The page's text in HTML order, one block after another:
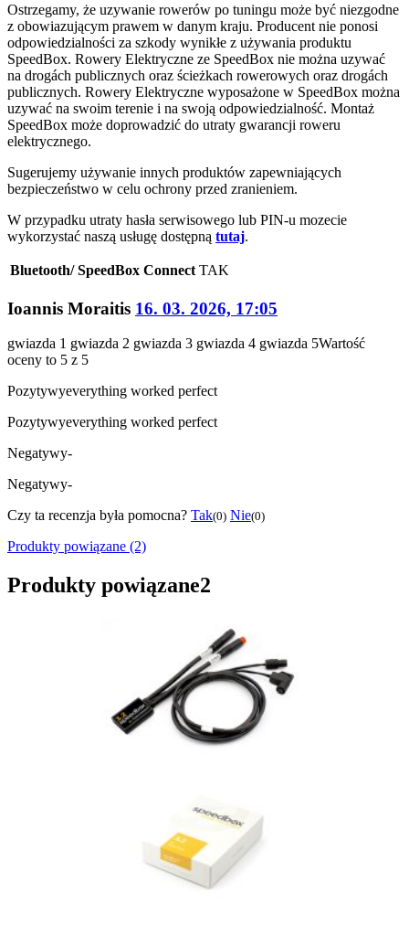
Ostrzegamy, że uzywanie rowerów po tuningu może być niezgodne
z obowiazującym prawem w danym kraju. Producent nie ponosi
odpowiedzialności za szkody wynikłe z używania produktu
SpeedBox. Rowery Elektryczne ze SpeedBox nie można uzywać
na drogách publicznych oraz ścieżkach rowerowych oraz drogách
publicznych. Rowery Elektryczne wyposażone w SpeedBox można
uzywać na swoim terenie i na swoją odpowiedzialność. Montaż
SpeedBox może doprowadzić do utraty gwarancji roweru
elektrycznego.
Sugerujemy używanie innych produktów zapewniających
bezpieczeństwo w celu ochrony przed zranieniem.
W przypadku utraty hasła serwisowego lub PIN-u mozecie
wykorzystać naszą usługę dostępną tutaj.
Bluetooth/ SpeedBox Connect TAK
Ioannis Moraitis 16. 03. 2026, 17:05
gwiazda 1 gwiazda 2 gwiazda 3 gwiazda 4 gwiazda 5Wartość
oceny to 5 z 5
Pozytywyeverything worked perfect
Pozytywyeverything worked perfect
Negatywy-
Negatywy-
Czy ta recenzja była pomocna? Tak(0) Nie(0)
Produkty powiązane (2)
Produkty powiązane2